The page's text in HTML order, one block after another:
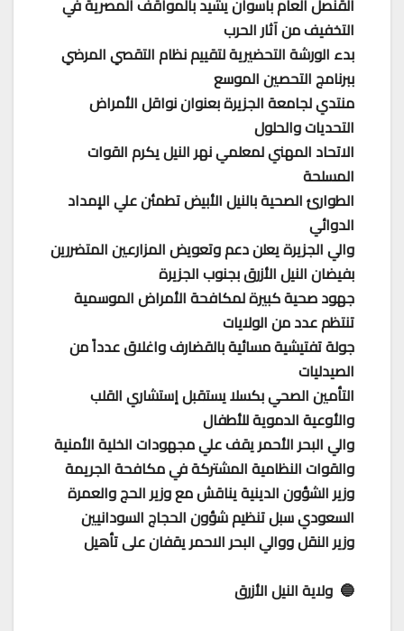
القنصل العام بأسوان يشيد بالمواقف المصرية في
التخفيف من آثار الحرب
بدء الورشة التحضيرية لتقييم نظام التقصي المرضي
ببرنامج التحصين الموسع
منتدي لجامعة الجزيرة بعنوان نواقل الأمراض
التحديات والحلول
الاتحاد المهني لمعلمي نهر النيل يكرم القوات
المسلحة
الطوارئ الصحية بالنيل الأبيض تطمئن علي الإمداد
الدوائي
والي الجزيرة يعلن دعم وتعويض المزارعين المتضررين
بفيضان النيل الأزرق بجنوب الجزيرة
جهود صحية كبيرة لمكافحة الأمراض الموسمية
تنتظم عدد من الولايات
جولة تفتيشية مسائية بالقضارف واغلاق عدداً من
الصيدليات
التأمين الصحي بكسلا يستقبل إستشاري القلب
والأوعية الدموية للأطفال
والي البحر الأحمر يقف علي مجهودات الخلية الأمنية
والقوات النظامية المشتركة في مكافحة الجريمة
وزير الشؤون الدينية يناقش مع وزير الحج والعمرة
السعودي سبل تنظيم شؤون الحجاج السودانيين
وزير النقل ووالي البحر الاحمر يقفان على تأهيل
🔵 ولاية النيل الأزرق